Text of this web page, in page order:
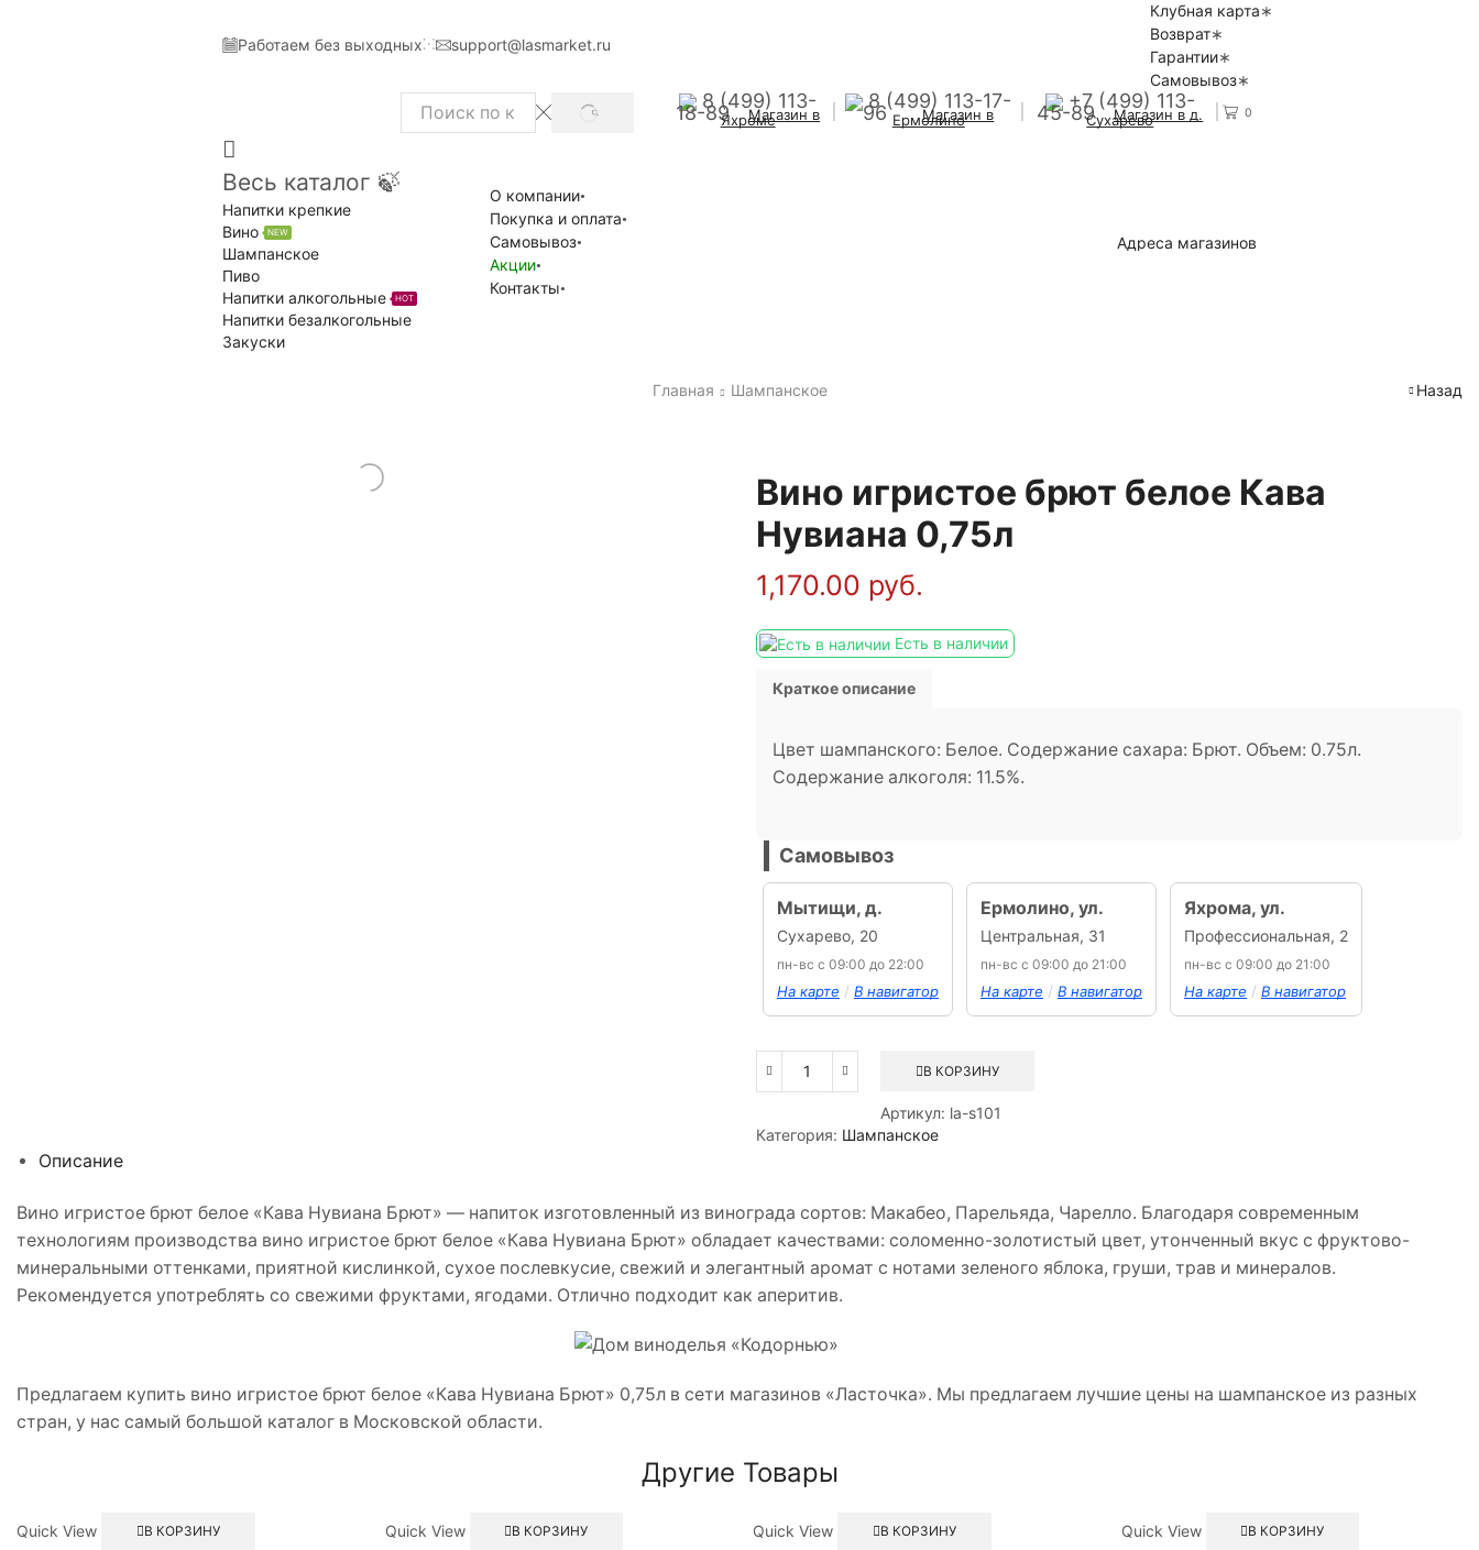
Работаем без выходных support@lasmarket.ru
Клубная карта
Возврат
Гарантии
Самовывоз
Search
SEARCH
8 (499) 113-
18-89 Магазин в
Яхроме
8 (499) 113-17-
96 Магазин в
Ермолино
+7 (499) 113-
45-89 Магазин в д.
Сухарево 0
Весь каталог 🍃
Напитки крепкие
Вино
NEW
Шампанское
Пиво
Напитки алкогольные
HOT
Напитки безалкогольные
Закуски
О компании
Покупка и оплата
Самовывоз
Акции
Контакты
Адреса магазинов
Главная Шампанское Назад
Вино игристое брют белое Кава
Нувиана 0,75л
1,170.00 руб.
Есть в наличии
Краткое описание
Цвет шампанского: Белое. Содержание сахара: Брют. Объем: 0.75л.
Содержание алкоголя: 11.5%.
Самовывоз
Мытищи, д.
Сухарево, 20
пн-вс с 09:00 до 22:00
На карте / В навигатор
Ермолино, ул.
Центральная, 31
пн-вс с 09:00 до 21:00
На карте / В навигатор
Яхрома, ул.
Профессиональная, 2
пн-вс с 09:00 до 21:00
На карте / В навигатор
Количество
игристое
Кава
Нувиана
В КОРЗИНУ
Артикул: la-s101
Категория: Шампанское
Описание
Вино игристое брют белое «Кава Нувиана Брют» — напиток изготовленный из винограда сортов: Макабео, Парельяда, Чарелло. Благодаря современным
технологиям производства вино игристое брют белое «Кава Нувиана Брют» обладает качествами: соломенно-золотистый цвет, утонченный вкус с фруктово-
минеральными оттенками, приятной кислинкой, сухое послевкусие, свежий и элегантный аромат с нотами зеленого яблока, груши, трав и минералов.
Рекомендуется употреблять со свежими фруктами, ягодами. Отлично подходит как аперитив.
Предлагаем купить вино игристое брют белое «Кава Нувиана Брют» 0,75л в сети магазинов «Ласточка». Мы предлагаем лучшие цены на шампанское из разных
стран, у нас самый большой каталог в Московской области.
Другие Товары
Quick View В КОРЗИНУ Quick View В КОРЗИНУ Quick View В КОРЗИНУ Quick View В КОРЗИНУ